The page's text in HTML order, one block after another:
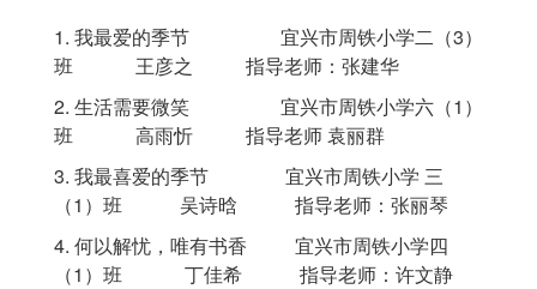
1. 我最爱的季节 宜兴市周铁小学二（3）
班
王彦之
指导老师：张建华
2. 生活需要微笑 宜兴市周铁小学六（1 ）
班 高雨忻 指导老师 袁丽群
3. 我最喜爱的季节 宜兴市周铁小学 三
（1 ）班
吴诗晗 指导老师：张丽琴
4. 何以解忧，唯有书香 宜兴市周铁小学四
（1 ）班 丁佳希
指导老师：许文静